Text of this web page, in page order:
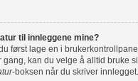
til innleggene mine?
først lage en i
kan du velge å alltid bruke
-boksen når du skriver